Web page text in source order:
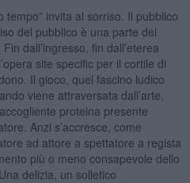
tempo” invita al sorriso. Il pubblico
del pubblico è una parte del
dall’ingresso, fin dall’eterea
site specific per il cortile di
Il gioco, quel fascino ludico
viene attraversata dall’arte,
proteina presente
Anzi s’accresce, come
ad attore a spettatore a regista
più o meno consapevole dello
delizia, un solletico